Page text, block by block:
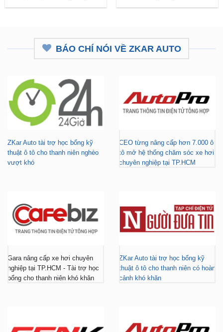
là:
tại
BÁO CHÍ NÓI VỀ ZKAR AUTO
ZKar Auto tài trợ học bổng kỹ
thuật ô tô cho thanh niên nghèo
vượt khó
CEO từng nâng cấp hơn 7.000 ô
tô mở hệ thống chăm sóc xe hơi
chuyên nghiệp tại TP.HCM
Gara nâng cấp xe hơi chuyên
nghiệp tại TP.HCM - Tài trợ học
bổng cho thanh niên khó khăn
ZKar Auto tài trợ học bổng kỹ
thuật ô tô cho thanh niên có hoàn
cảnh khó khăn